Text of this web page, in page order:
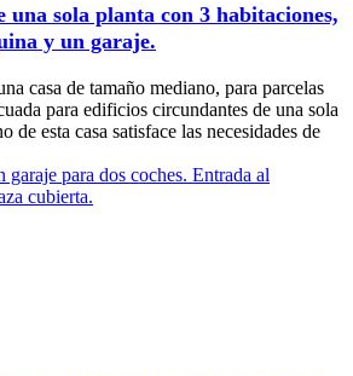
sola planta con 3 habitaciones,
y un garaje.
casa de tamaño mediano, para parcelas
para edificios circundantes de una sola
de esta casa satisface las necesidades de